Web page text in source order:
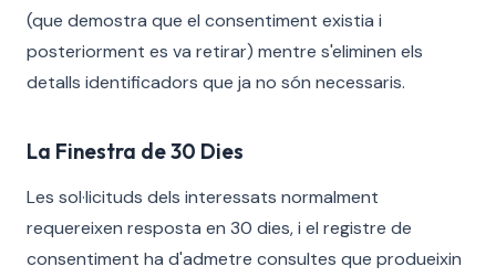
(que demostra que el consentiment existia i
posteriorment es va retirar) mentre s'eliminen els
detalls identificadors que ja no són necessaris.
La Finestra de 30 Dies
Les sol·licituds dels interessats normalment
requereixen resposta en 30 dies, i el registre de
consentiment ha d'admetre consultes que produeixin